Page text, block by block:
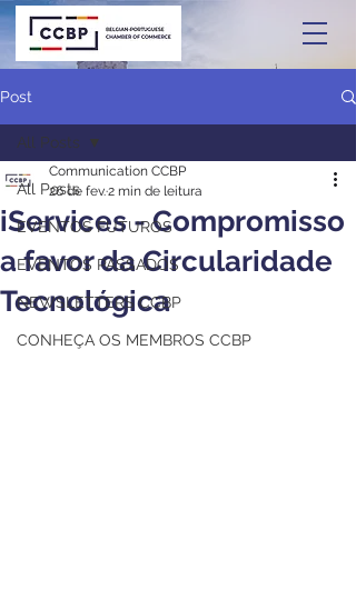
Post
All Posts
EVENTOS FUTUROS
EVENTOS PASSADOS
NEWSLETTERS CCBP
CONHEÇA OS MEMBROS CCBP
All Posts
iServices - Compromisso
a favor da Circularidade
Tecnológica
Communication CCBP
26 de fev.2 min de leitura